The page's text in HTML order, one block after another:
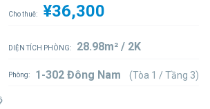
Cho thuê: ¥36,300
DIỆN TÍCH PHÒNG: 28.98m² / 2K
Phòng: 1-302 Đông Nam (Tòa 1 / Tầng 3)